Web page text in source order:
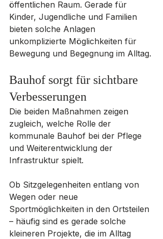
öffentlichen Raum. Gerade für
Kinder, Jugendliche und Familien
bieten solche Anlagen
unkomplizierte Möglichkeiten für
Bewegung und Begegnung im Alltag.
Bauhof sorgt für sichtbare
Verbesserungen
Die beiden Maßnahmen zeigen
zugleich, welche Rolle der
kommunale Bauhof bei der Pflege
und Weiterentwicklung der
Infrastruktur spielt.
Ob Sitzgelegenheiten entlang von
Wegen oder neue
Sportmöglichkeiten in den Ortsteilen
– häufig sind es gerade solche
kleineren Projekte, die im Alltag